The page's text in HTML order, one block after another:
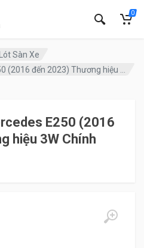
0
Sàn Xe
E250 (2016
hiệu 3W Chính